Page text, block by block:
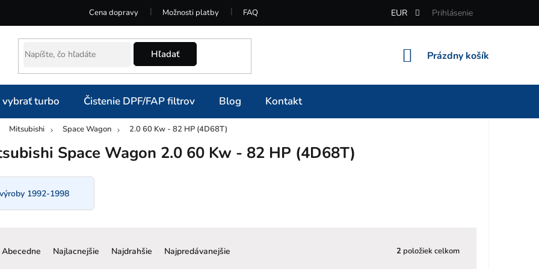
Cena dopravy Možnosti platby FAQ EUR Prihlásenie
Hľadať
NÁKUPNÝ
Prázdny košík
turbo Čistenie DPF/FAP filtrov Blog Kontakt
Mitsubishi Space Wagon 2.0 60 Kw - 82 HP (4D68T)
Space Wagon 2.0 60 Kw - 82 HP (4D68T)
1992-1998
Abecedne Najlacnejšie Najdrahšie Najpredávanejšie 2 položiek celkom